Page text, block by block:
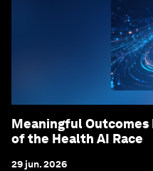
Meaningful
of the Health AI Race
29 jun. 2026